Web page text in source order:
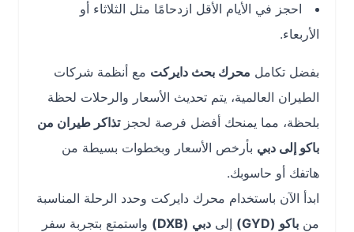
احجز في الأيام الأقل ازدحامًا مثل الثلاثاء أو
الأربعاء.
بفضل تكاملمحرك بحث دايركتمع أنظمة شركات
الطيران العالمية، يتم تحديث الأسعار والرحلات لحظة
بلحظة، مما يمنحك أفضل فرصة لحجز تذاكر طيران من
باكو إلى دبيبأرخص الأسعار وبخطوات بسيطة من
هاتفك أو حاسوبك.
ابدأ الآن باستخدام محرك دايركت وحدد الرحلة المناسبة
باكو (GYD) إلىدبي (DXB)
واستمتع بتجربة سفر